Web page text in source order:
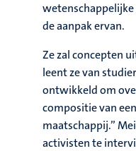
de aanpak ervan.
Ze zal concepten
leent ze van
ontwikkeld om
compositie van
maatschappij.”
activisten te